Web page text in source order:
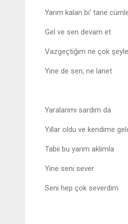
Yarım kalan bi' tane
Gel ve sen devam et
Vazgeçtiğim ne çok
Yine de sen, ne lanet
Yaralarımı sardım da
Yıllar oldu ve kendime
Tabii bu yarım aklımla
Yine seni sever
Seni hep çok severdim